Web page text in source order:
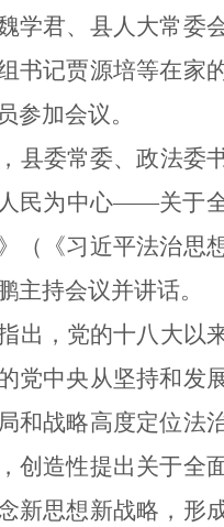
督
规范性文件
律顾问
普法与依法
治理
仲裁工作
法律援助
社区矫正
法律职业资
查询服务
学君、县人大常委
书记贾源培等在家
参加会议。
县委常委、政法委
民为中心——关于
（《习近平法治思
主持会议并讲话。
出，党的十八大以
党中央从坚持和发
和战略高度定位法
创造性提出关于全
新思想新战略，形